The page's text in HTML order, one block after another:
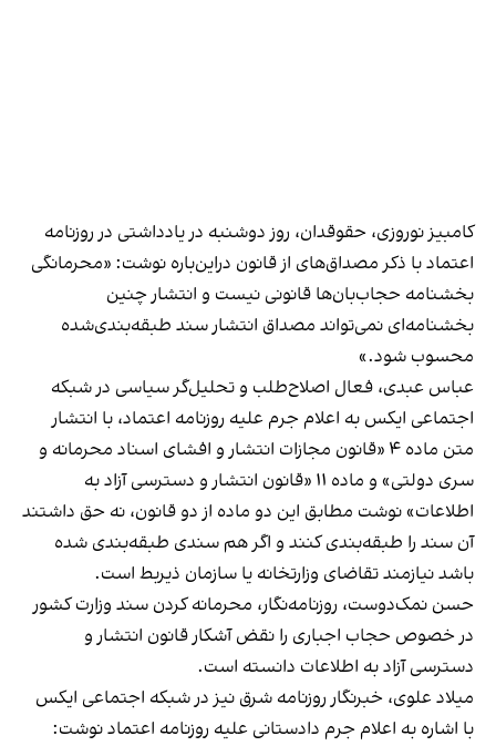
کامبیز نوروزی، حقوقدان، روز دوشنبه دریادداشتی در روزنامه
اعتمادبا ذکر مصداق‌های از قانون دراین‌باره نوشت: «محرمانگی
بخشنامه حجاب‌بان‌ها قانونی نیست و انتشار چنین
بخشنامه‌ای نمی‌تواند مصداق انتشار سند طبقه‌بندی‌شده
محسوب شود.»
عباس عبدی، فعال اصلاح‌طلب و تحلیل‌گر سیاسی در شبکه
اجتماعی ایکس به اعلام جرم علیه روزنامه اعتماد، با انتشار
متن ماده ۴ «قانون مجازات انتشار و افشای اسناد محرمانه و
سری دولتی» و ماده ۱۱ «قانون انتشار و دسترسی آزاد به
اطلاعات» نوشت مطابق این دو ماده از دو قانون، نه حق داشتند
آن سند را طبقه‌بندی کنند و اگر هم سندی طبقه‌بندی شده
باشد نیازمند تقاضای وزارتخانه یا سازمان ذیربط است.
حسن نمک‌دوست، روزنامه‌نگار، محرمانه کردن سند وزارت کشور
در خصوص حجاب اجباری را نقض آشکار قانون انتشار و
دسترسی آزاد به اطلاعات دانسته است.
میلاد علوی، خبرنگار روزنامه شرق نیز در شبکه اجتماعی ایکس
با اشاره به اعلام جرم دادستانی علیه روزنامه اعتماد نوشت: